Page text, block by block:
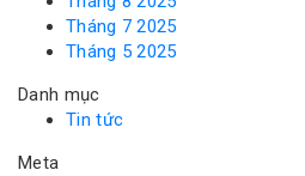
Tháng 7 2025
Tháng 5 2025
Danh mục
Tin tức
Meta